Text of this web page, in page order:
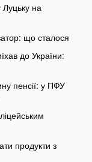
Луцьку на
що сталося
до України:
пенсії: у ПФУ
продукти з